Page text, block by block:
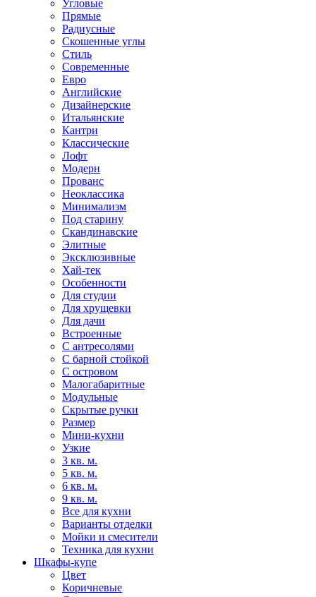
Угловые
Прямые
Радиусные
Скошенные углы
Стиль
Современные
Евро
Английские
Дизайнерские
Итальянские
Кантри
Классические
Лофт
Модерн
Прованс
Неоклассика
Минимализм
Под старину
Скандинавские
Элитные
Эксклюзивные
Хай-тек
Особенности
Для студии
Для хрущевки
Для дачи
Встроенные
С антресолями
С барной стойкой
С островом
Малогабаритные
Модульные
Скрытые ручки
Размер
Мини-кухни
Узкие
3 кв. м.
5 кв. м.
6 кв. м.
9 кв. м.
Все для кухни
Варианты отделки
Мойки и смесители
Техника для кухни
Шкафы-купе
Цвет
Коричневые